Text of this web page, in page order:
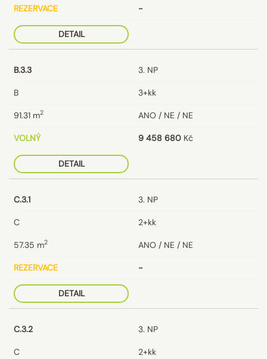
REZERVACE -
DETAIL
B.3.3 3. NP
B 3+kk
91.31 m2 ANO / NE / NE
VOLNÝ 9 458 680 Kč
DETAIL
C.3.1 3. NP
C 2+kk
57.35 m2 ANO / NE / NE
REZERVACE -
DETAIL
C.3.2 3. NP
C 2+kk